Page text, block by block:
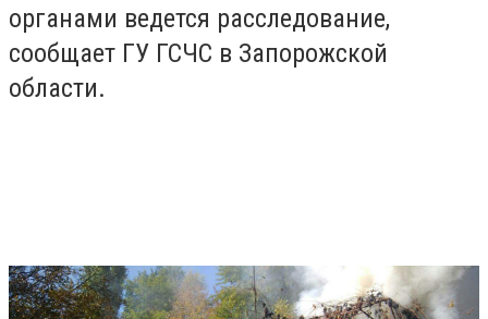
органами ведется расследование,
сообщает ГУ ГСЧС в Запорожской
области.